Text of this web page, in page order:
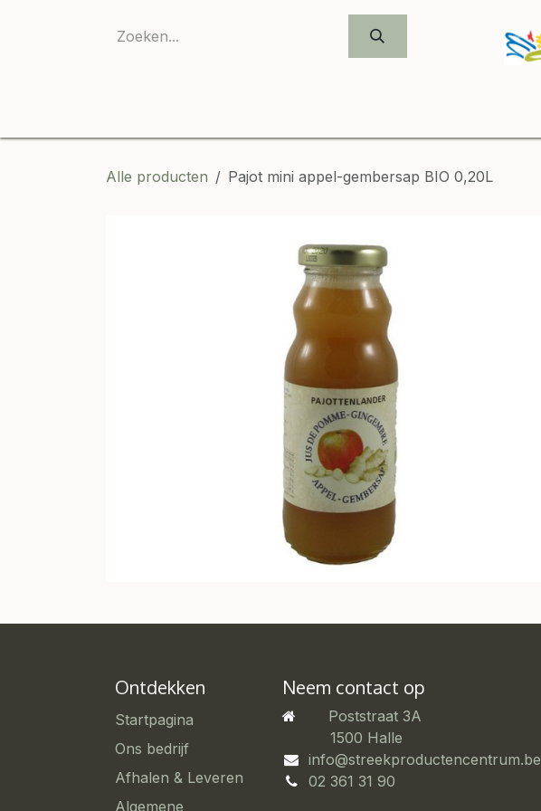
Alle producten Pajot mini appel-gembersap BIO 0,20L
Ontdekken
Startpagina
Ons bedrijf
Afhalen & Leveren
Algemene
Neem contact op
Poststraat 3A
​1500 Halle
info@streekproductencentrum.be
02 361 31 90